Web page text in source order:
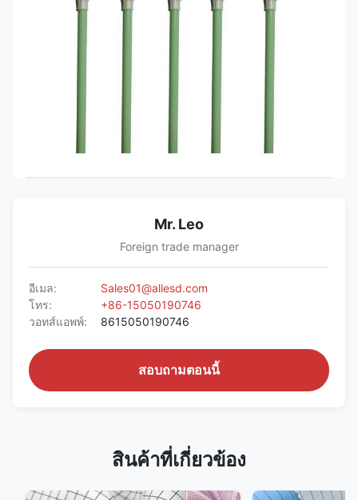
Mr. Leo
Foreign trade manager
อีเมล:
Sales01@allesd.com
โทร:
+86-15050190746
วอทส์แอพพ์:
8615050190746
สอบถามตอนนี้
สินค้าที่เกี่ยวข้อง